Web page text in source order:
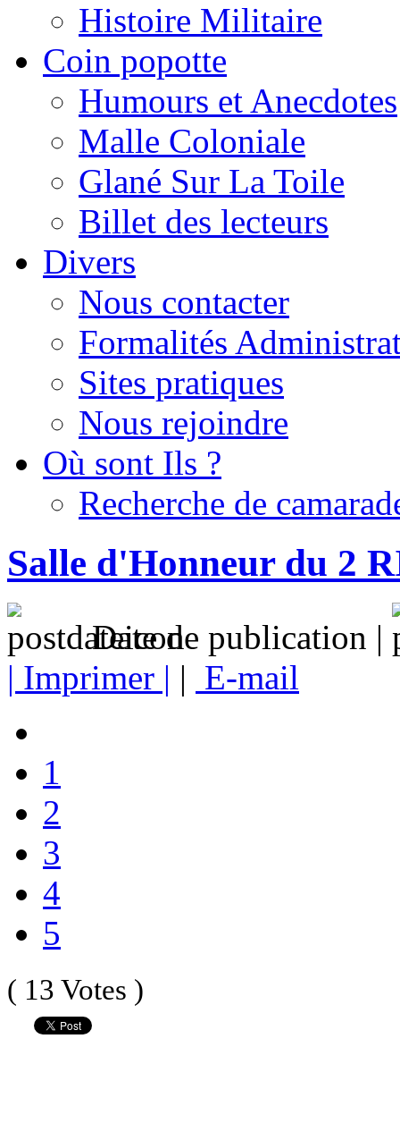
Histoire Militaire
Coin popotte
Humours et Anecdotes
Malle Coloniale
Glané Sur La Toile
Billet des lecteurs
Divers
Nous contacter
Formalités
Sites pratiques
Nous rejoindre
Où sont Ils ?
Recherche de
Salle d'Honneur du 2
Date de publication |
| Imprimer | | E-mail
1
2
3
4
5
( 13 Votes )